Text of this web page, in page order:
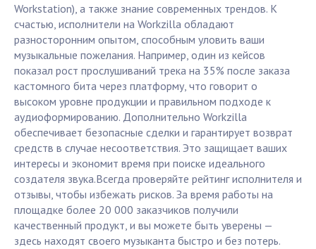
Workstation), а также знание современных трендов. К
счастью, исполнители на Workzilla обладают
разносторонним опытом, способным уловить ваши
музыкальные пожелания. Например, один из кейсов
показал рост прослушиваний трека на 35% после заказа
кастомного бита через платформу, что говорит о
высоком уровне продукции и правильном подходе к
аудиоформированию. Дополнительно Workzilla
обеспечивает безопасные сделки и гарантирует возврат
средств в случае несоответствия. Это защищает ваших
интересы и экономит время при поиске идеального
создателя звука.Всегда проверяйте рейтинг исполнителя и
отзывы, чтобы избежать рисков. За время работы на
площадке более 20 000 заказчиков получили
качественный продукт, и вы можете быть уверены —
здесь находят своего музыканта быстро и без потерь.